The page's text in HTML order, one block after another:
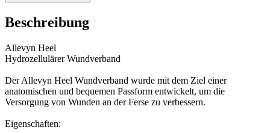
Beschreibung
Allevyn Heel
Hydrozellulärer Wundverband
Der Allevyn Heel Wundverband wurde mit dem Ziel einer
anatomischen und bequemen Passform entwickelt, um die
Versorgung von Wunden an der Ferse zu verbessern.
Eigenschaften: